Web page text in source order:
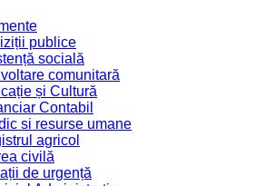
publice
socială
comunitară
și Cultură
Contabil
si resurse umane
agricol
civilă
de urgență